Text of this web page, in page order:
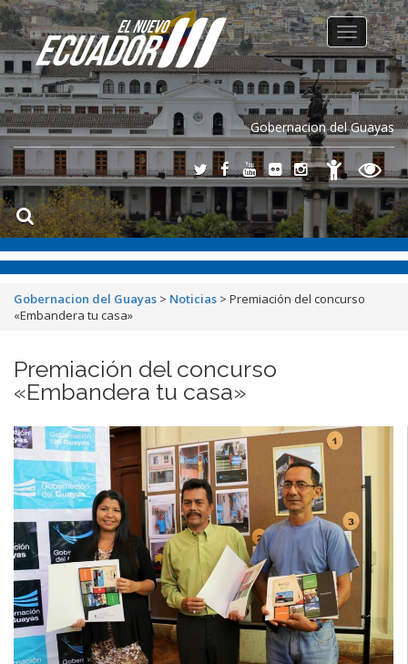
Gobernacion del Guayas
Toggle
navigation
Gobernacion del Guayas > Noticias > Premiación del concurso
«Embandera tu casa»
Premiación del concurso
«Embandera tu casa»